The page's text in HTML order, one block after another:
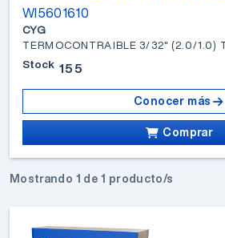
WI5601610
CYG
Stock 155
Conocer más
Comprar
Mostrando 1 de 1 producto/s